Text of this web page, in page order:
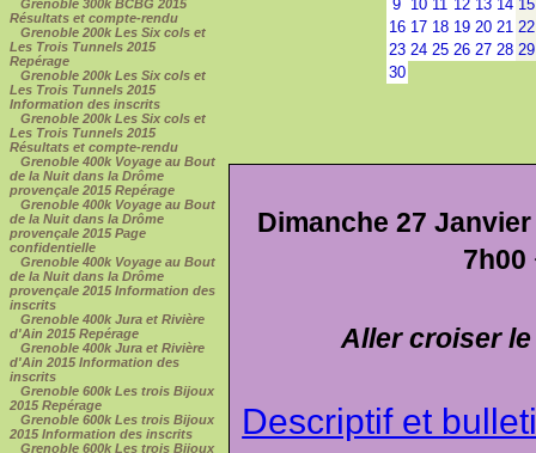
Grenoble 300k BCBG 2015
Résultats et compte-rendu
Grenoble 200k Les Six cols et
Les Trois Tunnels 2015
Repérage
Grenoble 200k Les Six cols et
Les Trois Tunnels 2015
Information des inscrits
Grenoble 200k Les Six cols et
Les Trois Tunnels 2015
Résultats et compte-rendu
Grenoble 400k Voyage au Bout
de la Nuit dans la Drôme
provençale 2015 Repérage
Grenoble 400k Voyage au Bout
de la Nuit dans la Drôme
provençale 2015 Page
confidentielle
Grenoble 400k Voyage au Bout
de la Nuit dans la Drôme
provençale 2015 Information des
inscrits
Grenoble 400k Jura et Rivière
d'Ain 2015 Repérage
Grenoble 400k Jura et Rivière
d'Ain 2015 Information des
inscrits
Grenoble 600k Les trois Bijoux
2015 Repérage
Grenoble 600k Les trois Bijoux
2015 Information des inscrits
Grenoble 600k Les trois Bijoux
9 10 11 12 13 14 15
16 17 18 19 20 21 22
23 24 25 26 27 28 29
30
Dimanche 27
Aller croiser le
Descriptif et